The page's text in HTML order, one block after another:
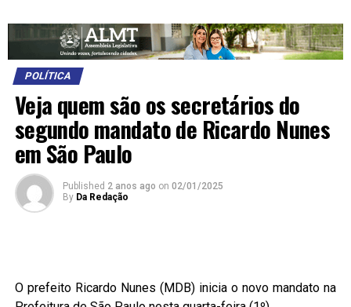
POLÍTICA
Veja quem são os secretários do
segundo mandato de Ricardo Nunes
em São Paulo
Published 2 anos ago on 02/01/2025
By Da Redação
O prefeito Ricardo Nunes (MDB) inicia o novo mandato na